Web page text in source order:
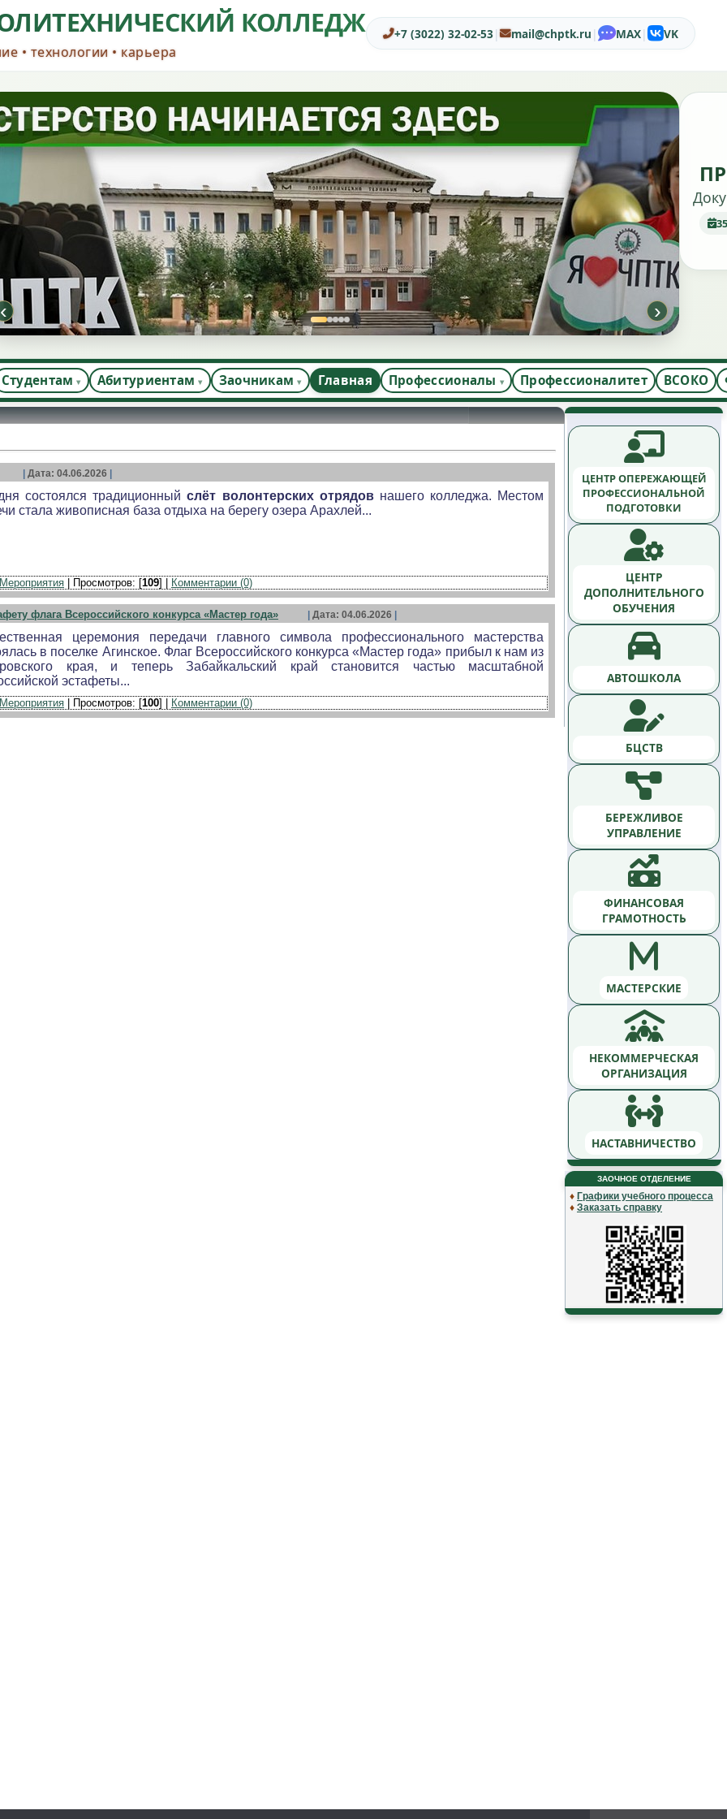
КОЛЛЕДЖ
• технологии • карьера
+7 (3022) 32-02-53| mail@chptk.ru | MAX| VK
‹ ›
Студентам Абитуриентам Заочникам Главная Профессионалы Профессионалитет ВСОКО
Дата: 04.06.2026
состоялся традиционныйслёт волонтерских отрядовнашего колледжа. Местом
стала живописная база отдыха на берегу озера Арахлей...
Мероприятия | Просмотров: [109] | Комментарии (0)
флага Всероссийского конкурса «Мастер года» Дата: 04.06.2026
церемония передачи главного символа профессионального мастерства
в поселке Агинское. Флаг Всероссийского конкурса «Мастер года» прибыл к нам из
края, и теперь Забайкальский край становится частью масштабной
эстафеты...
Мероприятия | Просмотров: [100] | Комментарии (0)
ЦЕНТР ОПЕРЕЖАЮЩЕЙ
ПРОФЕССИОНАЛЬНОЙ
ПОДГОТОВКИ
ЦЕНТР
ДОПОЛНИТЕЛЬНОГО
ОБУЧЕНИЯ
АВТОШКОЛА
БЦСТВ
БЕРЕЖЛИВОЕ
УПРАВЛЕНИЕ
ФИНАНСОВАЯ
ГРАМОТНОСТЬ
МАСТЕРСКИЕ
НЕКОММЕРЧЕСКАЯ
ОРГАНИЗАЦИЯ
НАСТАВНИЧЕСТВО
ЗАОЧНОЕ ОТДЕЛЕНИЕ
♦ Графики учебного процесса
♦ Заказать справку